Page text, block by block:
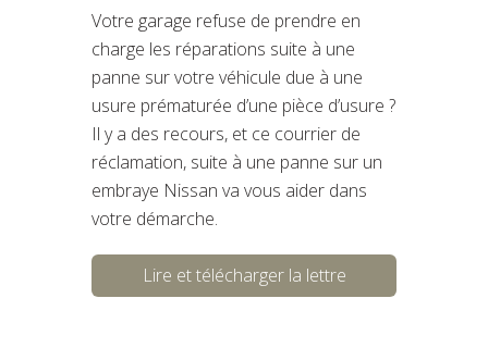
Votre garage refuse de prendre en
charge les réparations suite à une
panne sur votre véhicule due à une
usure prématurée d’une pièce d’usure ?
Il y a des recours, et ce courrier de
réclamation, suite à une panne sur un
embraye Nissan va vous aider dans
votre démarche.
Lire et télécharger la lettre